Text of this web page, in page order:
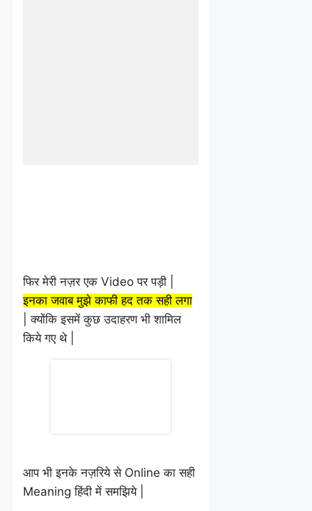
फिर मेरी नज़र एक Video पर पड़ी |
इनका जवाब मुझे काफी हद तक सही लगा
| क्योंकि इसमें कुछ उदाहरण भी शामिल
किये गए थे |
आप भी इनके नज़रिये से Online का सही
Meaning हिंदी में समझिये |